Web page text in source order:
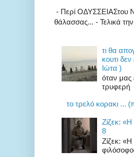
- Περί ΟΔΥΣΣΕΙΑΣτου
θάλασσας... - Τελικά
τι θα
κουτι
Ιώτα )
όταν μας
τρυφερή
το τρελό κορακι ...
Zίζεκ:
8
Zίζεκ: